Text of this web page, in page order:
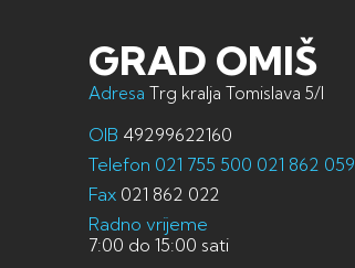
GRAD OMIŠ
Adresa Trg kralja Tomislava 5/I
OIB 49299622160
Telefon 021 755 500 021 862 059
Fax 021 862 022
Radno vrijeme
7:00 do 15:00 sati